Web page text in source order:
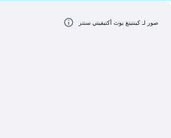
صور لـ كينتينغ يوث أكتيفيتي سنتر